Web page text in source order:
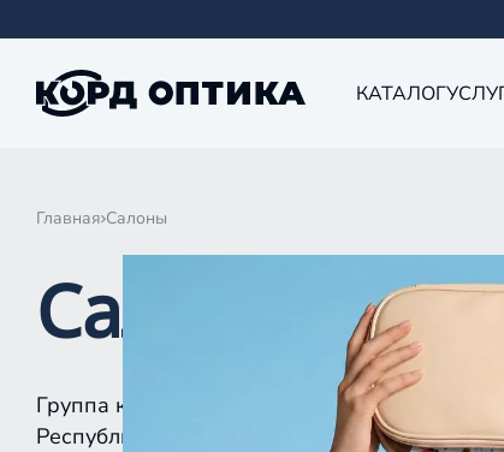
КАТАЛОГ
Главная Салоны
Салоны
Группа компаний «Корд Оптика» - это более
Республике Татарстан, Самаре, Уфе,